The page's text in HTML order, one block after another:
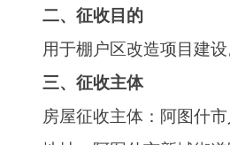
地址：阿图什市迎宾路88号
四、征收范围
东至：幸福北路；
南至：天山路；